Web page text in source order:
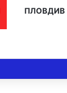
ПЛОВДИВ